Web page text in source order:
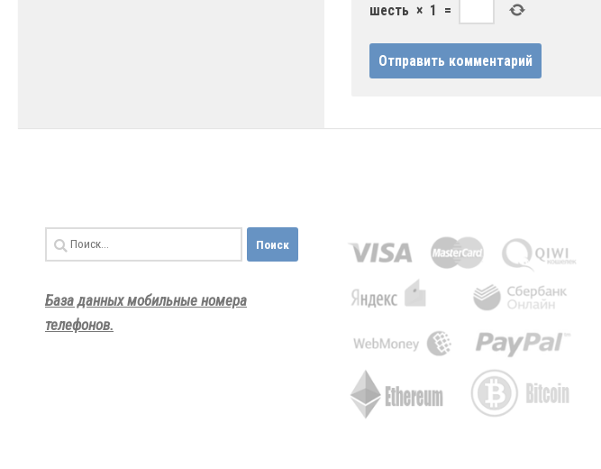
шесть × 1 =
Найти:
База данных мобильные номера
телефонов.